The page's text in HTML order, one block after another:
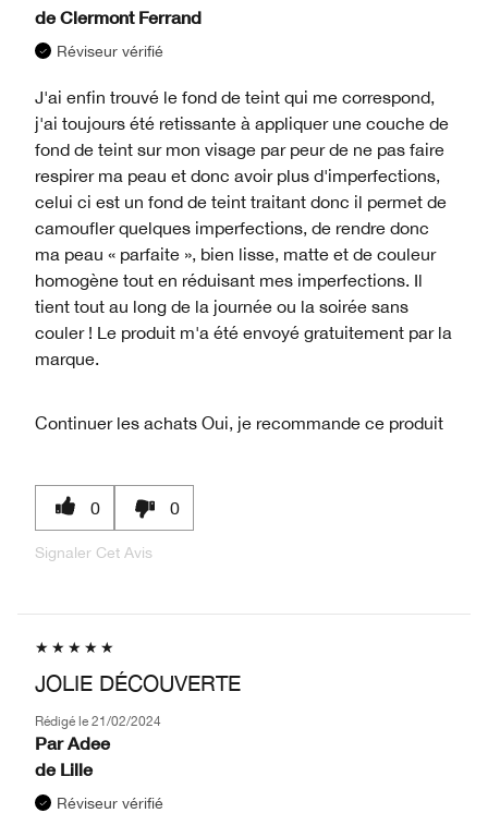
de Clermont Ferrand
Réviseur vérifié
J'ai enfin trouvé le fond de teint qui me correspond,
j'ai toujours été retissante à appliquer une couche de
fond de teint sur mon visage par peur de ne pas faire
respirer ma peau et donc avoir plus d'imperfections,
celui ci est un fond de teint traitant donc il permet de
camoufler quelques imperfections, de rendre donc
ma peau « parfaite », bien lisse, matte et de couleur
homogène tout en réduisant mes imperfections. Il
tient tout au long de la journée ou la soirée sans
couler ! Le produit m'a été envoyé gratuitement par la
marque.
Continuer les achats Oui, je recommande ce produit
0 0
Signaler Cet Avis
JOLIE DÉCOUVERTE
Rédigé le 21/02/2024
Par Adee
de Lille
Réviseur vérifié